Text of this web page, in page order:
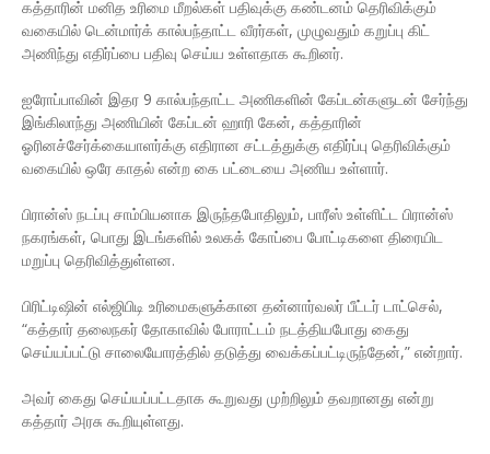
கத்தாரின் மனித உரிமை மீறல்கள் பதிவுக்கு கண்டனம் தெரிவிக்கும்
வகையில் டென்மார்க் கால்பந்தாட்ட வீரர்கள், முழுவதும் கறுப்பு கிட்
அணிந்து எதிர்ப்பை பதிவு செய்ய உள்ளதாக கூறினர்.
ஐரோப்பாவின் இதர 9 கால்பந்தாட்ட அணிகளின் கேப்டன்களுடன் சேர்ந்து
இங்கிலாந்து அணியின் கேப்டன் ஹாரி கேன், கத்தாரின்
ஓரினச்சேர்க்கையாளர்க்கு எதிரான சட்டத்துக்கு எதிர்ப்பு தெரிவிக்கும்
வகையில் ஒரே காதல் என்ற கை பட்டையை அணிய உள்ளார்.
பிரான்ஸ் நடப்பு சாம்பியனாக இருந்தபோதிலும், பாரீஸ் உள்ளிட்ட பிரான்ஸ்
நகரங்கள், பொது இடங்களில் உலகக் கோப்பை போட்டிகளை திரையிட
மறுப்பு தெரிவித்துள்ளன.
பிரிட்டிஷின் எல்ஜிபிடி உரிமைகளுக்கான தன்னார்வலர் பீட்டர் டாட்செல்,
“கத்தார் தலைநகர் தோகாவில் போராட்டம் நடத்தியபோது கைது
செய்யப்பட்டு சாலையோரத்தில் தடுத்து வைக்கப்பட்டிருந்தேன்,” என்றார்.
அவர் கைது செய்யப்பட்டதாக கூறுவது முற்றிலும் தவறானது என்று
கத்தார் அரசு கூறியுள்ளது.